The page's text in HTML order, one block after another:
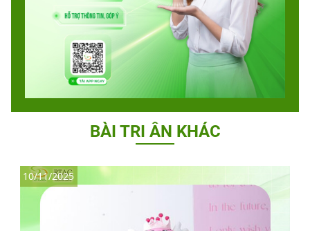
BÀI TRI ÂN KHÁC
10/11/2025